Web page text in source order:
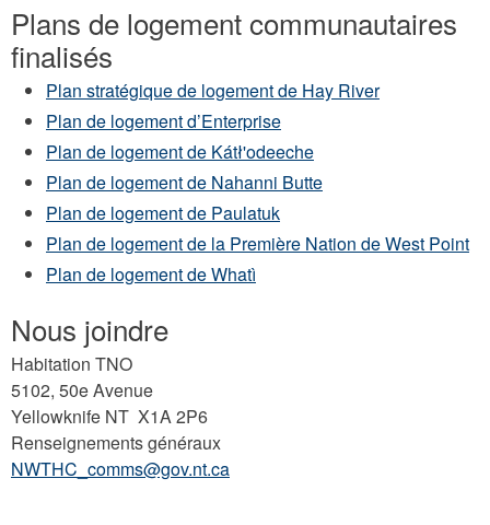
Plans de logement communautaires
finalisés
Plan stratégique de logement de Hay River
Plan de logement d’Enterprise
Plan de logement de Kátł'odeeche
Plan de logement de Nahanni Butte
Plan de logement de Paulatuk
Plan de logement de la Première Nation de West Point
Plan de logement de Whatì
Nous joindre
Habitation TNO
5102, 50e Avenue
Yellowknife NT X1A 2P6
Renseignements généraux
NWTHC_comms@gov.nt.ca